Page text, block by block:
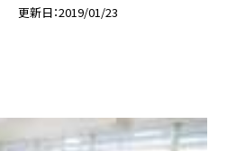
更新日 2019/01/23